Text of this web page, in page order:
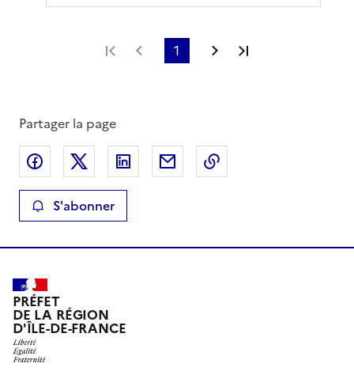
Première page
Page précédente
1 Page suivante
Partager la page
Partager sur Facebook
Partager sur XPartager sur LinkedIn
Partager par email
S'abonner
PRÉFET
DE LA RÉGION
D'ÎLE-DE-FRANCE